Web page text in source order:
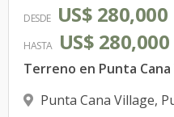
DESDE US$ 280,000
HASTA US$ 280,000
Terreno en Punta Cana
Punta Cana Village,